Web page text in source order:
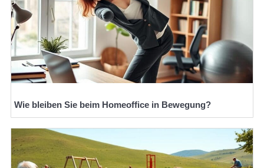
Wie bleiben Sie beim Homeoffice in Bewegung?